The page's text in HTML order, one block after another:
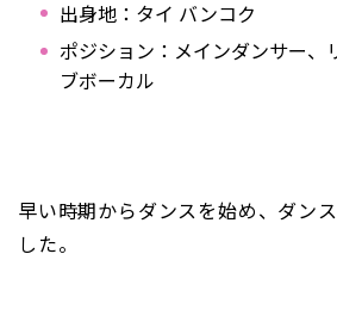
出身地：タイ バンコク
ポジション：メインダンサー、
ブボーカル
早い時期からダンスを始め、ダン
した。